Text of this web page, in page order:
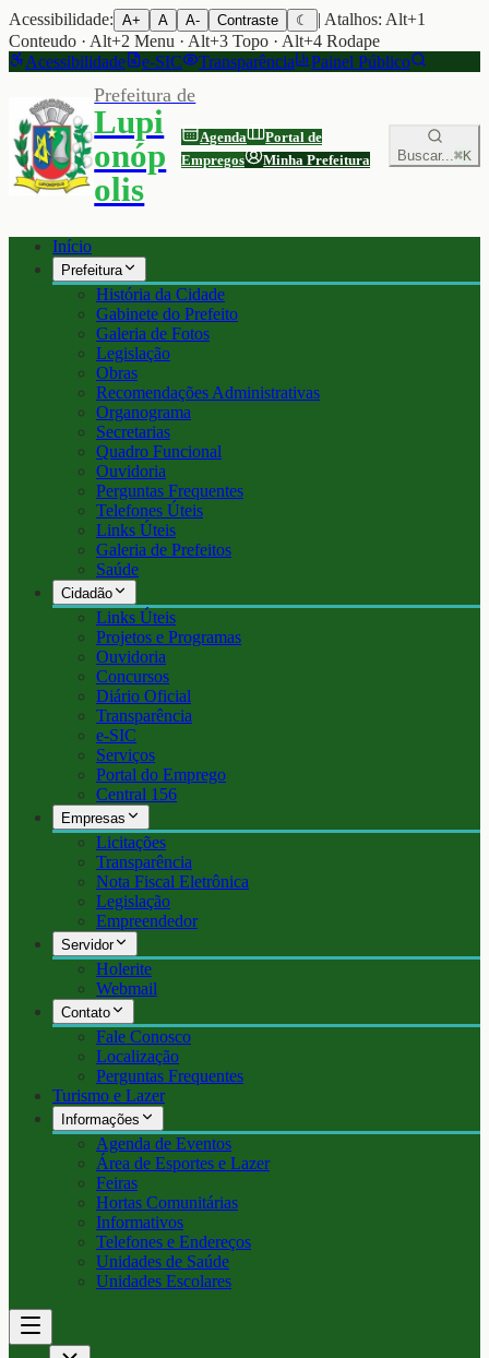
Acessibilidade: A+ A A- Contraste ☾
| Atalhos: Alt+1
Conteudo · Alt+2 Menu · Alt+3 Topo · Alt+4 Rodape
Acessibilidade
e-SIC Transparência Painel Público
Prefeitura de
Lupi
onóp
olis
Agenda
Portal de
Empregos
Minha Prefeitura Buscar...⌘K
Início
Prefeitura
História da Cidade
Gabinete do Prefeito
Galeria de Fotos
Legislação
Obras
Recomendações Administrativas
Organograma
Secretarias
Quadro Funcional
Ouvidoria
Perguntas Frequentes
Telefones Úteis
Links Úteis
Galeria de Prefeitos
Saúde
Cidadão
Links Úteis
Projetos e Programas
Ouvidoria
Concursos
Diário Oficial
Transparência
e-SIC
Serviços
Portal do Emprego
Central 156
Empresas
Licitações
Transparência
Nota Fiscal Eletrônica
Legislação
Empreendedor
Servidor
Holerite
Webmail
Contato
Fale Conosco
Localização
Perguntas Frequentes
Turismo e Lazer
Informações
Agenda de Eventos
Área de Esportes e Lazer
Feiras
Hortas Comunitárias
Informativos
Telefones e Endereços
Unidades de Saúde
Unidades Escolares